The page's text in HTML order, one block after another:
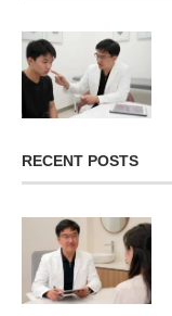
RECENT POSTS